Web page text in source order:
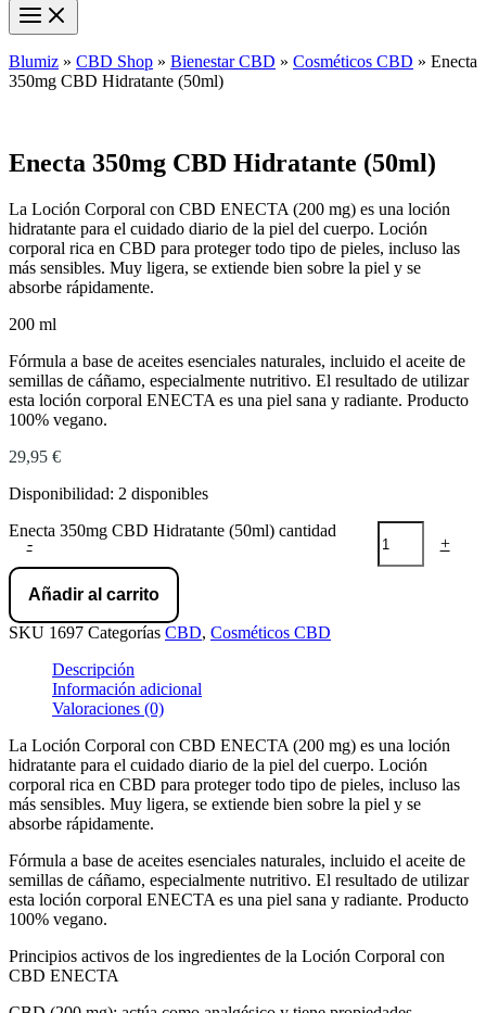
Blumiz » CBD Shop » Bienestar CBD » Cosméticos CBD » Enecta
350mg CBD Hidratante (50ml)
Enecta 350mg CBD Hidratante (50ml)
La Loción Corporal con CBD ENECTA (200 mg) es una loción
hidratante para el cuidado diario de la piel del cuerpo. Loción
corporal rica en CBD para proteger todo tipo de pieles, incluso las
más sensibles. Muy ligera, se extiende bien sobre la piel y se
absorbe rápidamente.
200 ml
Fórmula a base de aceites esenciales naturales, incluido el aceite de
semillas de cáñamo, especialmente nutritivo. El resultado de utilizar
esta loción corporal ENECTA es una piel sana y radiante. Producto
100% vegano.
29,95 €
Disponibilidad: 2 disponibles
-
Enecta 350mg CBD Hidratante (50ml) cantidad
+
Añadir al carrito
SKU 1697 Categorías CBD, Cosméticos CBD
Descripción
Información adicional
Valoraciones (0)
La Loción Corporal con CBD ENECTA (200 mg) es una loción
hidratante para el cuidado diario de la piel del cuerpo. Loción
corporal rica en CBD para proteger todo tipo de pieles, incluso las
más sensibles. Muy ligera, se extiende bien sobre la piel y se
absorbe rápidamente.
Fórmula a base de aceites esenciales naturales, incluido el aceite de
semillas de cáñamo, especialmente nutritivo. El resultado de utilizar
esta loción corporal ENECTA es una piel sana y radiante. Producto
100% vegano.
Principios activos de los ingredientes de la Loción Corporal con
CBD ENECTA